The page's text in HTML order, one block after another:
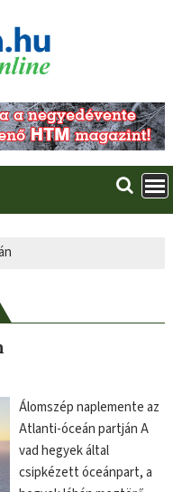
Álomszép naplemente az
Atlanti-óceán partján A
vad hegyek által
csipkézett óceánpart, a